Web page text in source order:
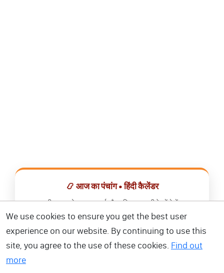
📿 आज का पंचांग • हिंदी कैलेंडर
सभी व्रत, त्योहार, शुभ मुहूर्त और राशिफल एक ही ऐप में देखें।
📅 हिंदी कैलेंडर ऐप डाउनलोड करें
We use cookies to ensure you get the best user
experience on our website. By continuing to use this
site, you agree to the use of these cookies. Find out
more